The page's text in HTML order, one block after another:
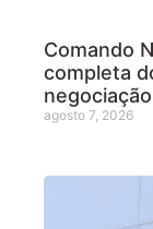
Comando
completa
negociação
agosto 7, 2026